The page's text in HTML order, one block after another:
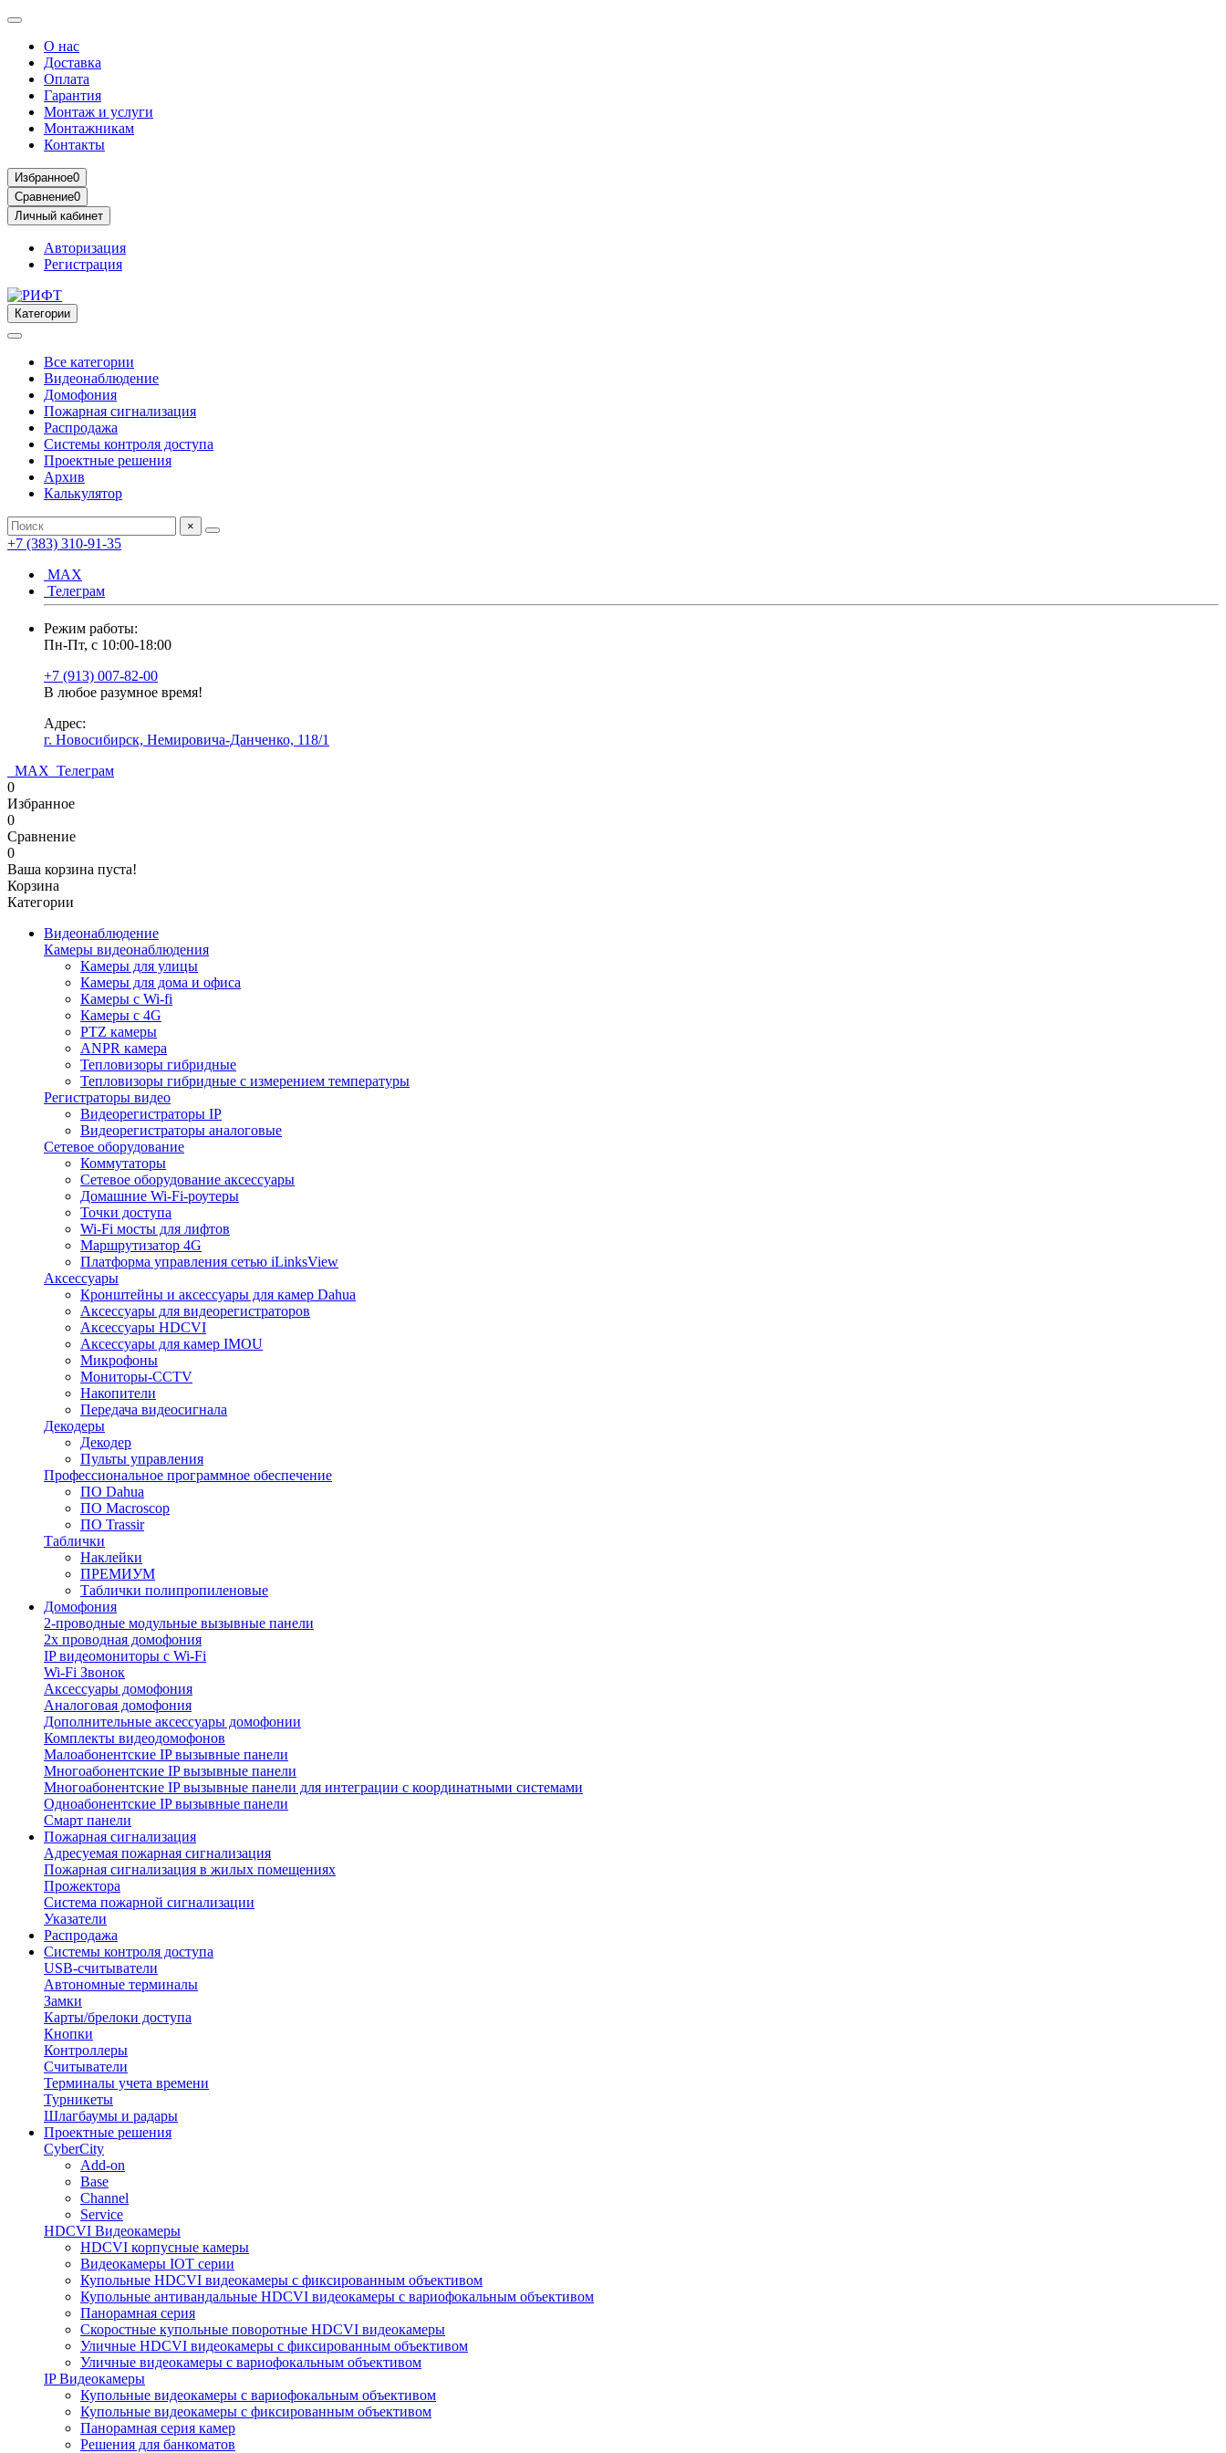
О нас
Доставка
Оплата
Гарантия
Монтаж и услуги
Монтажникам
Контакты
Избранное0
Сравнение0
Личный кабинет
Авторизация
Регистрация
Категории
Все категории
Видеонаблюдение
Домофония
Пожарная сигнализация
Распродажа
Системы контроля доступа
Проектные решения
Архив
Калькулятор
×
+7 (383) 310-91-35
МАХ
Телеграм
Режим работы:
Пн-Пт, с 10:00-18:00
+7 (913) 007-82-00
В любое разумное время!
Адрес:
г. Новосибирск, Немировича-Данченко, 118/1
МАХ Телеграм
0
Избранное
0
Сравнение
0
Ваша корзина пуста!
Корзина
Категории
Видеонаблюдение
Камеры видеонаблюдения
Камеры для улицы
Камеры для дома и офиса
Камеры с Wi-fi
Камеры с 4G
PTZ камеры
ANPR камера
Тепловизоры гибридные
Тепловизоры гибридные c измерением температуры
Регистраторы видео
Видеорегистраторы IP
Видеорегистраторы аналоговые
Сетевое оборудование
Коммутаторы
Сетевое оборудование аксессуары
Домашние Wi-Fi-роутеры
Точки доступа
Wi-Fi мосты для лифтов
Маршрутизатор 4G
Платформа управления сетью iLinksView
Аксессуары
Кронштейны и аксессуары для камер Dahua
Аксессуары для видеорегистраторов
Аксессуары HDCVI
Аксессуары для камер IMOU
Микрофоны
Мониторы-CCTV
Накопители
Передача видеосигнала
Декодеры
Декодер
Пульты управления
Профессиональное программное обеспечение
ПО Dahua
ПО Macroscop
ПО Trassir
Таблички
Наклейки
ПРЕМИУМ
Таблички полипропиленовые
Домофония
2-проводные модульные вызывные панели
2х проводная домофония
IP видеомониторы с Wi-Fi
Wi-Fi Звонок
Аксессуары домофония
Аналоговая домофония
Дополнительные аксессуары домофонии
Комплекты видеодомофонов
Малоабонентские IP вызывные панели
Многоабонентские IP вызывные панели
Многоабонентские IP вызывные панели для интеграции с координатными системами
Одноабонентские IP вызывные панели
Смарт панели
Пожарная сигнализация
Адресуемая пожарная сигнализация
Пожарная сигнализация в жилых помещениях
Прожектора
Система пожарной сигнализации
Указатели
Распродажа
Системы контроля доступа
USB-считыватели
Автономные терминалы
Замки
Карты/брелоки доступа
Кнопки
Контроллеры
Считыватели
Терминалы учета времени
Турникеты
Шлагбаумы и радары
Проектные решения
CyberCity
Add-on
Base
Channel
Service
HDCVI Видеокамеры
HDCVI корпусные камеры
Видеокамеры IOT серии
Купольные HDCVI видеокамеры с фиксированным объективом
Купольные антивандальные HDCVI видеокамеры с вариофокальным объективом
Панорамная серия
Скоростные купольные поворотные HDCVI видеокамеры
Уличные HDCVI видеокамеры с фиксированным объективом
Уличные видеокамеры с вариофокальным объективом
IP Видеокамеры
Купольные видеокамеры с вариофокальным объективом
Купольные видеокамеры с фиксированным объективом
Панорамная серия камер
Решения для банкоматов